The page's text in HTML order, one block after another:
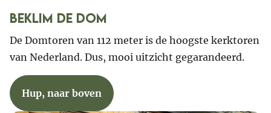
Beklim de Dom
De Domtoren van 112 meter is de hoogste kerktoren
van Nederland. Dus, mooi uitzicht gegarandeerd.
Hup, naar boven